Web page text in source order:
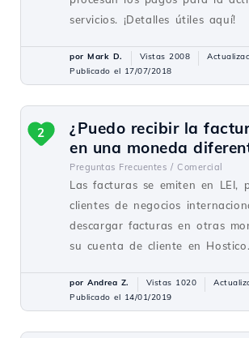
servicios. ¡Detalles útiles aquí!
por Mark D. Vistas 2008
Publicado el 17/07/2018
¿Puedo recibir la
en una moneda
Preguntas Frecuentes / Comercial
Las facturas se emiten en LEI,
clientes de negocios
descargar facturas en otras
su cuenta de cliente en Hostico.
2
por Andrea Z. Vistas 1020
Publicado el 14/01/2019